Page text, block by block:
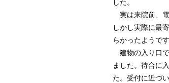
実は来院前、
しかし実際に最
らかったようで
建物の入り口
ました。待合に
た。受付に近づ